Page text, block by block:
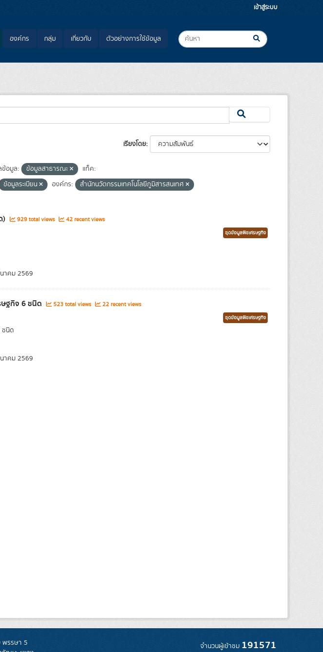
เข้าสู่ระบบ
องค์กร กลุ่ม เกี่ยวกับ ตัวอย่างการใช้ข้อมูล
เรียงโดย
ข้อมูล: ข้อมูลสาธารณะ
แท็ค:
ข้อมูลระเบียน องค์กร: สำนักนวัตกรรมเทคโนโลยีภูมิสารสนเทศ
) 929 total views 42 recent views
ชุดข้อมูลพืชเศรษฐกิจ
าคม 2569
ฐกิจ 6 ชนิด 523 total views 22 recent views
ชุดข้อมูลพืชเศรษฐกิจ
ชนิด
าคม 2569
พรรษา 5
จำนวนผู้เข้าชม 191571